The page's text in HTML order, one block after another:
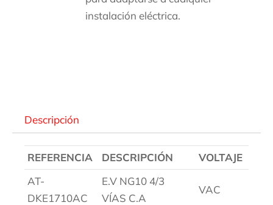
instalación eléctrica.
Descripción
REFERENCIA DESCRIPCIÓN
VOLTAJE
AT-
DKE1710AC
E.V NG10 4/3
VÍAS C.A
VAC